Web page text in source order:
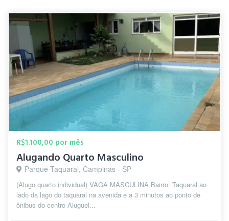
R$1.100,00 por mês
Alugando Quarto Masculino
Parque Taquaral, Campinas - SP
(Alugo quarto individual) VAGA MASCULINA Bairro: Taquaral ao
lado da lago do taquaral na avenida e a 3 minutos ao ponto de
ônibus do centro Aluguel...